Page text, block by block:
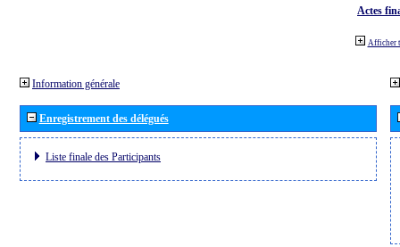
Actes
Afficher
Information générale
Enregistrement des délégués
Liste finale des Participants